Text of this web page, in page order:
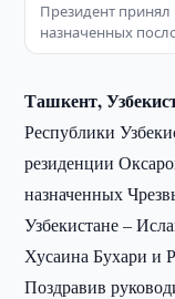
Президент
назначенных
Ташкент,
Республики
резиденции
назначенных
Узбекистане –
Хусаина Бухари и
Поздравив